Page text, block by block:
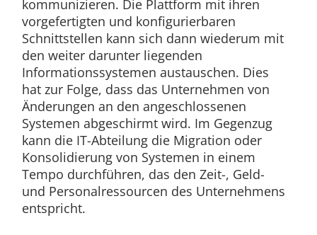
kommunizieren. Die Plattform mit ihren
vorgefertigten und konfigurierbaren
Schnittstellen kann sich dann wiederum mit
den weiter darunter liegenden
Informationssystemen austauschen. Dies
hat zur Folge, dass das Unternehmen von
Änderungen an den angeschlossenen
Systemen abgeschirmt wird. Im Gegenzug
kann die IT-Abteilung die Migration oder
Konsolidierung von Systemen in einem
Tempo durchführen, das den Zeit-, Geld-
und Personalressourcen des Unternehmens
entspricht.